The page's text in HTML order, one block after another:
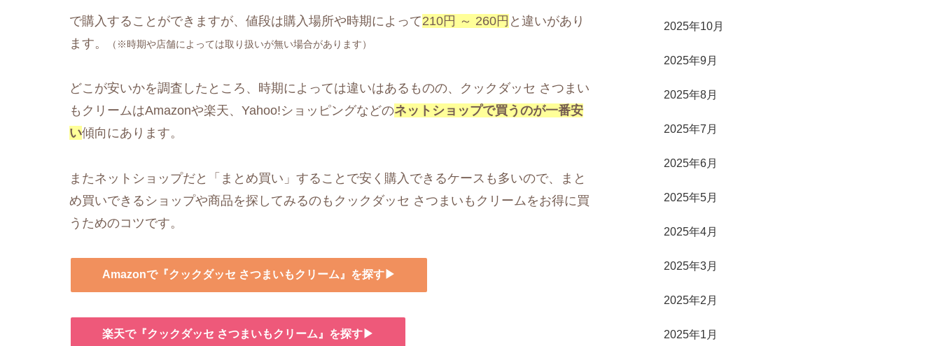
で購入することができますが、値段は購入場所や時期によって210円 ～ 260円 と違いがあり
ます。
（※時期や店舗によっては取り扱いが無い場合があります）
どこが安いかを調査したところ、時期によっては違いはあるものの、クックダッセ さつまい
もクリームはAmazonや楽天、Yahoo!ショッピングなどのネットショップで買うのが一番安
い傾向にあります。
またネットショップだと「まとめ買い」することで安く購入できるケースも多いので、まと
め買いできるショップや商品を探してみるのもクックダッセ さつまいもクリームをお得に買
うためのコツです。
Amazonで『クックダッセ さつまいもクリーム』を探す▶
楽天で『クックダッセ さつまいもクリーム』を探す▶
2025年10月
2025年9月
2025年8月
2025年7月
2025年6月
2025年5月
2025年4月
2025年3月
2025年2月
2025年1月